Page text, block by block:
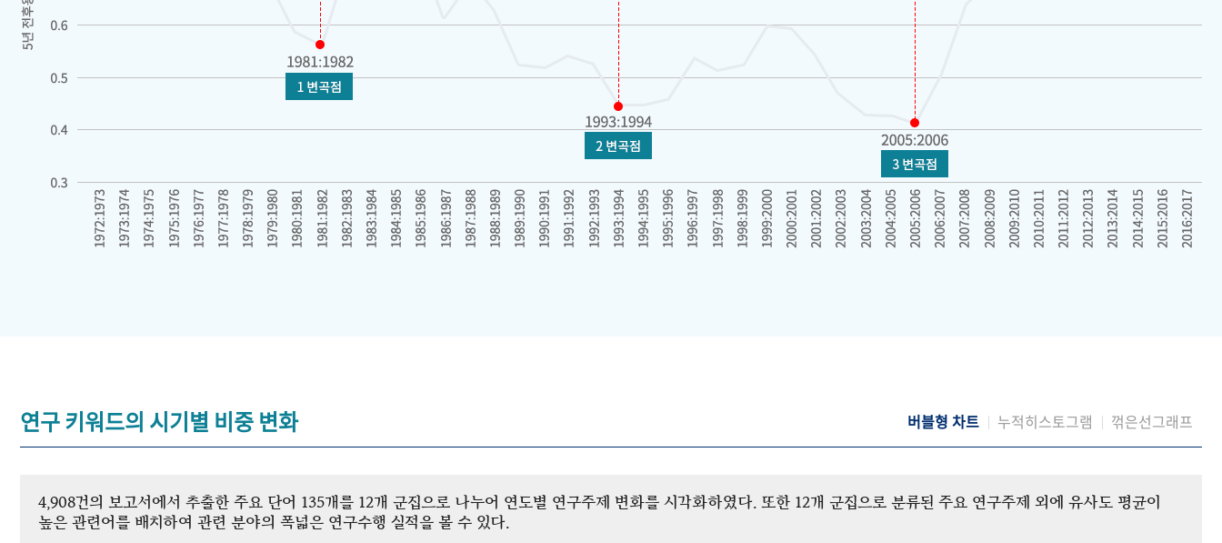
연구 키워드의 시기별 비중 변화 버블형 차트 누적히스토그램 꺾은선그래프
4,908건의 보고서에서 추출한 주요 단어 135개를 12개 군집으로 나누어 연도별 연구주제 변화를 시각화하였다. 또한 12개 군집으로 분류된 주요 연구주제 외에 유사도 평균이
높은 관련어를 배치하여 관련 분야의 폭넓은 연구수행 실적을 볼 수 있다.